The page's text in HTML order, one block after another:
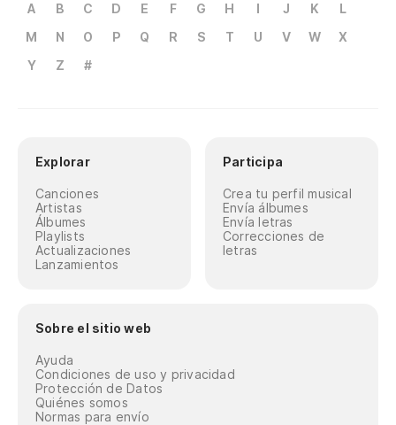
A B C D E F G H I J K
L
M
N O P Q R S T U V W
X
Y
Z #
Explorar
Canciones
Artistas
Álbumes
Playlists
Actualizaciones
Lanzamientos
Participa
Crea tu perfil musical
Envía álbumes
Envía letras
Correcciones de
letras
Sobre el sitio web
Ayuda
Condiciones de uso y privacidad
Protección de Datos
Quiénes somos
Normas para envío